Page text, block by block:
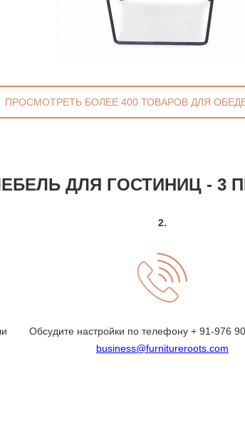
ПРОСМОТРЕТЬ БОЛЕЕ 400 ТОВАРОВ ДЛЯ
ДЛЯ ГОСТИНИЦ - 3
2.
Обсудите настройки по телефону + 91-976
business@furnitureroots.com